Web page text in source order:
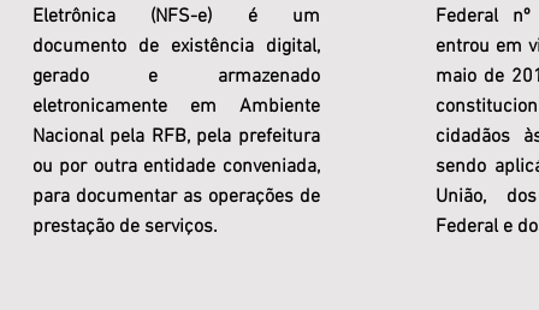
Eletrônica (NFS-e) é um
documento de existência digital,
gerado e armazenado
eletronicamente em Ambiente
Nacional pela RFB, pela prefeitura
ou por outra entidade conveniada,
para documentar as operações de
prestação de serviços.
Federal
entrou em
maio de
cidadãos
sendo
União,
Federal e